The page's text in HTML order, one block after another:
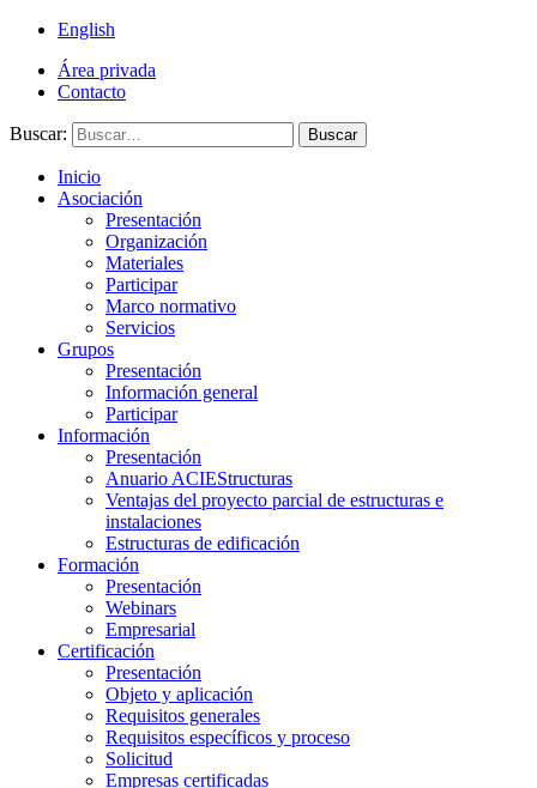
English
Área privada
Contacto
Buscar: Buscar
Inicio
Asociación
Presentación
Organización
Materiales
Participar
Marco normativo
Servicios
Grupos
Presentación
Información general
Participar
Información
Presentación
Anuario ACIEStructuras
Ventajas del proyecto parcial de estructuras e
instalaciones
Estructuras de edificación
Formación
Presentación
Webinars
Empresarial
Certificación
Presentación
Objeto y aplicación
Requisitos generales
Requisitos específicos y proceso
Solicitud
Empresas certificadas